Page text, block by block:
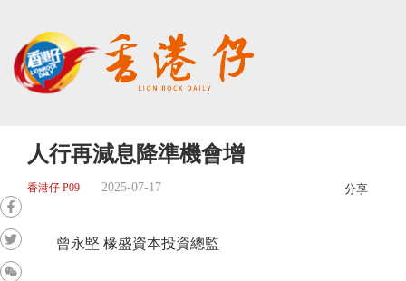
人行再減息降準機會增
香港仔 P09 2025-07-17 分享
曾永堅 椽盛資本投資總監